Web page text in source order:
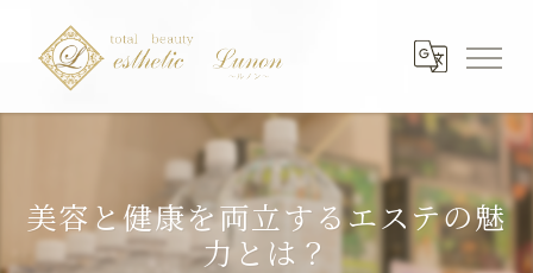
美容と健康を両立するエステの魅
力とは？